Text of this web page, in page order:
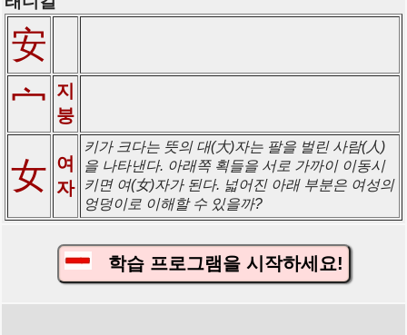
安
宀 지
붕
女 여
자
키가 크다는 뜻의 대(大)자는 팔을 벌린 사람(人)
을 나타낸다. 아래쪽 획들을 서로 가까이 이동시
키면 여(女)자가 된다. 넓어진 아래 부분은 여성의
엉덩이로 이해할 수 있을까?
학습 프로그램을 시작하세요!